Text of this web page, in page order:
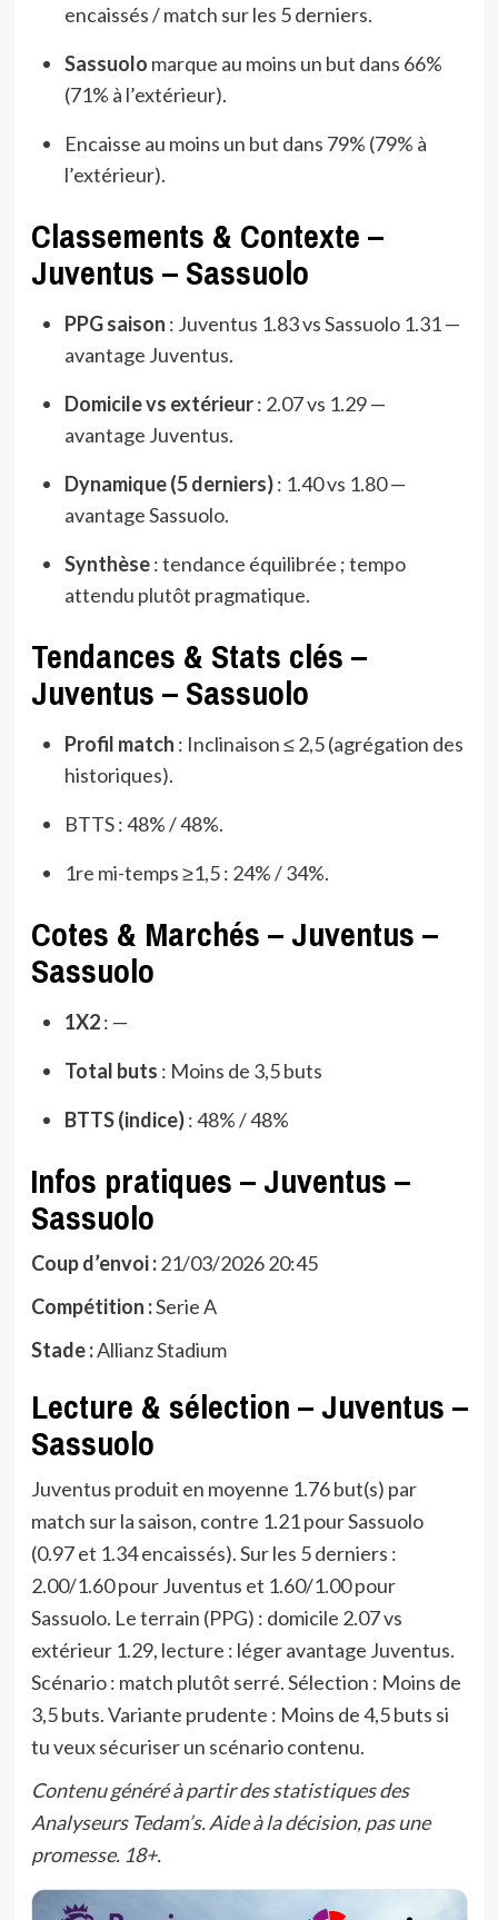
encaissés / match sur les 5 derniers.
Sassuolo marque au moins un but dans 66%
(71% à l’extérieur).
Encaisse au moins un but dans 79% (79% à
l’extérieur).
Classements & Contexte –
Juventus – Sassuolo
PPG saison : Juventus 1.83 vs Sassuolo 1.31 —
avantage Juventus.
Domicile vs extérieur: 2.07 vs 1.29 —
avantage Juventus.
Dynamique (5 derniers): 1.40 vs 1.80 —
avantage Sassuolo.
Synthèse: tendance équilibrée ; tempo
attendu plutôt pragmatique.
Tendances & Stats clés –
Juventus – Sassuolo
Profil match : Inclinaison ≤ 2,5 (agrégation des
historiques).
BTTS : 48% / 48%.
1re mi-temps ≥1,5 : 24% / 34%.
Cotes & Marchés – Juventus –
Sassuolo
1X2: —
Total buts : Moins de 3,5 buts
BTTS (indice): 48% / 48%
Infos pratiques – Juventus –
Sassuolo
Coup d’envoi :21/03/2026 20:45
Compétition :Serie A
Stade :Allianz Stadium
Lecture & sélection – Juventus –
Sassuolo
Juventus produit en moyenne 1.76 but(s) par
match sur la saison, contre 1.21 pour Sassuolo
(0.97 et 1.34 encaissés). Sur les 5 derniers :
2.00/1.60 pour Juventus et 1.60/1.00 pour
Sassuolo. Le terrain (PPG) : domicile 2.07 vs
extérieur 1.29, lecture : léger avantage Juventus.
Scénario : match plutôt serré. Sélection : Moins de
3,5 buts. Variante prudente : Moins de 4,5 buts si
tu veux sécuriser un scénario contenu.
Contenu généré à partir des statistiques des
Analyseurs Tedam’s. Aide à la décision, pas une
promesse. 18+.